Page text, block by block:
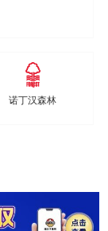
诺丁汉森林